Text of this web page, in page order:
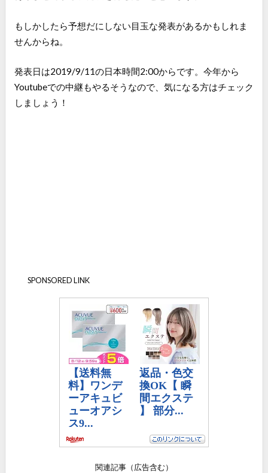
もしかしたら予想だにしない目玉な発表があるかもしれま
せんからね。
発表日は2019/9/11の日本時間2:00からです。今年から
Youtubeでの中継もやるそうなので、気になる方はチェック
しましょう！
SPONSORED LINK
関連記事（広告含む）